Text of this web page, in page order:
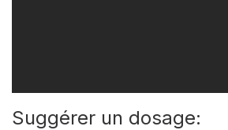
Suggérer un dosage: